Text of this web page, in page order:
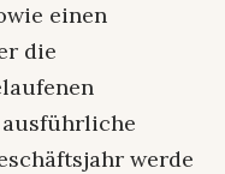
einen
die
ausführliche
werde